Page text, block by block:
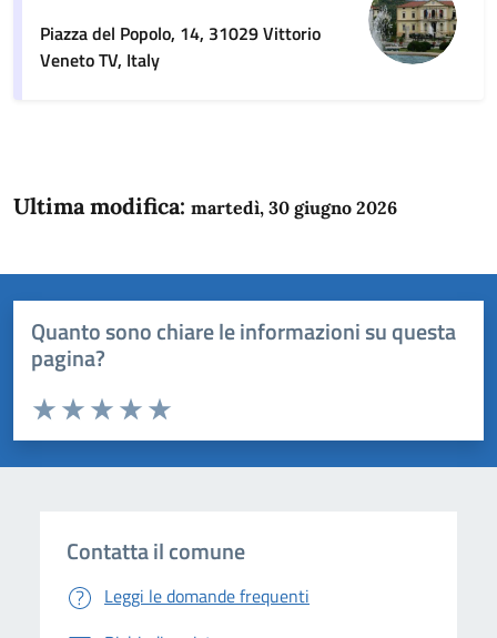
Piazza del Popolo, 14, 31029 Vittorio
Veneto TV, Italy
Ultima modifica: martedì, 30 giugno 2026
Quanto sono chiare le informazioni su questa
pagina?
Domanda
Valuta da 1 a 5 stelle la pagina
Valuta 5 stelle su 5
Valuta 4 stelle su 5
Valuta 3 stelle su 5
Valuta 2 stelle su 5
Valuta 1 stelle su 5
Contatta il comune
Leggi le domande frequenti